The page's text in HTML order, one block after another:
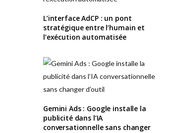
L’interface AdCP : un pont
stratégique entre l’humain et
l’exécution automatisée
Gemini Ads : Google installe la
publicité dans l’IA
conversationnelle sans changer